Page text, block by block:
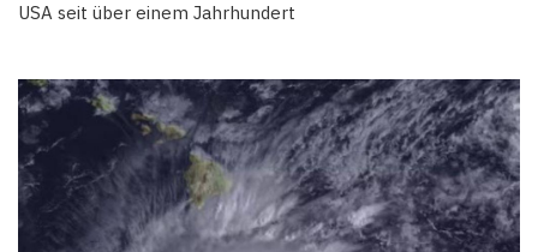
USA seit über einem Jahrhundert